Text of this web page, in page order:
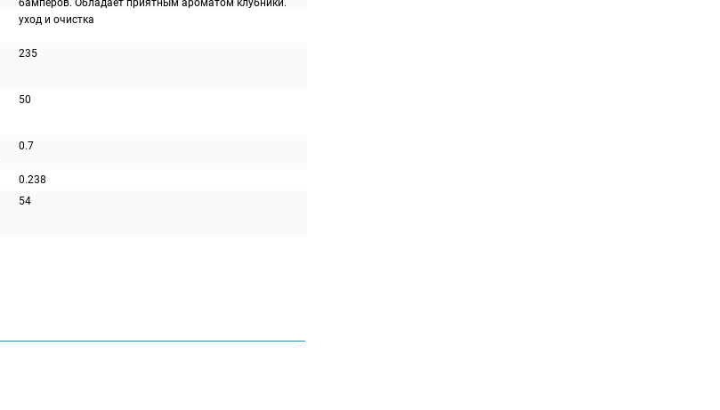
бамперов. Обладает приятным ароматом клубники.
уход и очистка
235
50
0.7
0.238
54